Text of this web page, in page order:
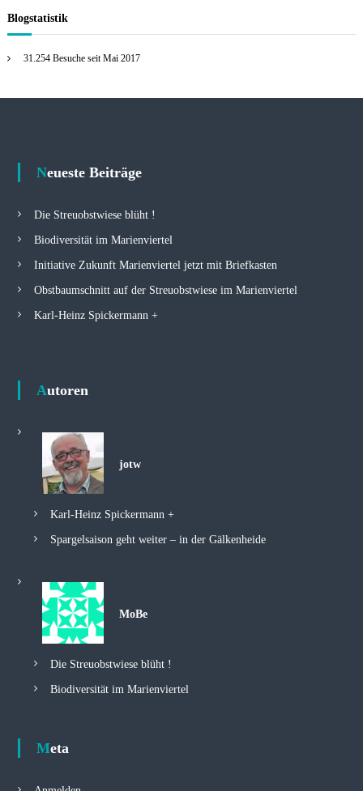
Blogstatistik
31.254 Besuche seit Mai 2017
Neueste Beiträge
Die Streuobstwiese blüht !
Biodiversität im Marienviertel
Initiative Zukunft Marienviertel jetzt mit Briefkasten
Obstbaumschnitt auf der Streuobstwiese im Marienviertel
Karl-Heinz Spickermann +
Autoren
jotw
Karl-Heinz Spickermann +
Spargelsaison geht weiter – in der Gälkenheide
MoBe
Die Streuobstwiese blüht !
Biodiversität im Marienviertel
Meta